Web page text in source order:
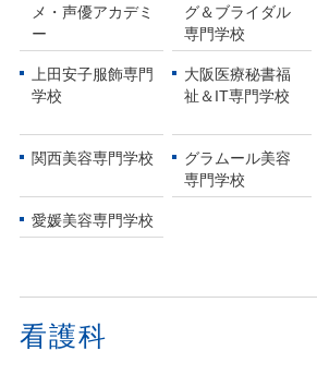
メ・声優アカデミ
ー
グ＆ブライダル
専門学校
上田安子服飾専門
学校
大阪医療秘書福
祉＆IT専門学校
関西美容専門学校
グラムール美容
専門学校
愛媛美容専門学校
看護科